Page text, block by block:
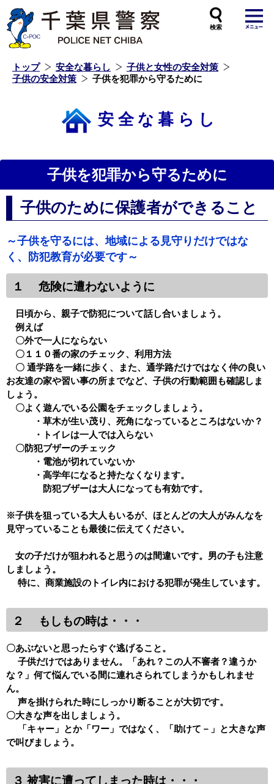
トップ 安全な暮らし
子供と女性の安全対策
子供の安全対策
子供を犯罪から守るために
安全な暮らし
子供を犯罪から守るために
子供のために保護者ができること
～子供を守るには、地域による見守りだけではな
く、防犯教育が必要です～
１ 危険に遭わないように
日頃から、親子で防犯について話し合いましょう。
例えば
〇外で一人にならない
〇１１０番の家のチェック、利用方法
〇 通学路を一緒に歩く、また、通学路だけではなく仲の良い
お友達の家や習い事の所までなど、子供の行動範囲も確認しま
しょう。
〇よく遊んでいる公園をチェックしましょう。
・草木が生い茂り、死角になっているところはないか？
・トイレは一人では入らない
〇防犯ブザーのチェック
・電池が切れていないか
・高学年になると持たなくなります。
防犯ブザーは大人になっても有効です。
※子供を狙っている大人もいるが、ほとんどの大人がみんなを
見守っていることも最後に伝えてください。
女の子だけが狙われると思うのは間違いです。男の子も注意
しましょう。
特に、商業施設のトイレ内における犯罪が発生しています。
２ もしもの時は・・・
〇あぶないと思ったらすぐ逃げること。
子供だけではありません。「あれ？この人不審者？違うか
な？」何て悩んでいる間に連れさられてしまうかもしれませ
ん。
声を掛けられた時にしっかり断ることが大切です。
〇大きな声を出しましょう。
「キャー」とか「ワー」ではなく、「助けて－」と大きな声
で叫びましょう。
３ 被害に遭ってしまった時は・・・